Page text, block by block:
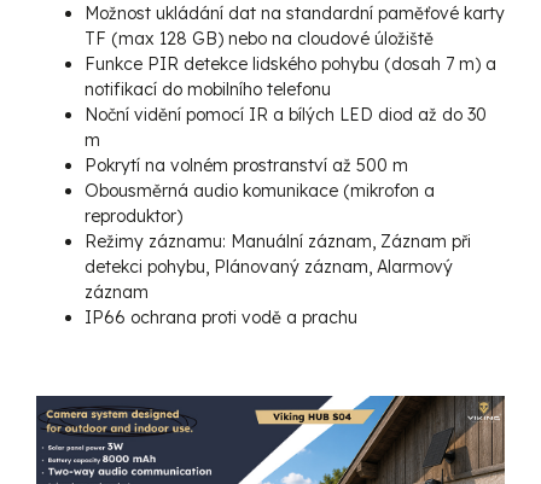
Možnost ukládání dat na standardní paměťové karty
TF (max 128 GB) nebo na cloudové úložiště
Funkce PIR detekce lidského pohybu (dosah 7 m) a
notifikací do mobilního telefonu
Noční vidění pomocí IR a bílých LED diod až do 30
m
Pokrytí na volném prostranství až 500 m
Obousměrná audio komunikace (mikrofon a
reproduktor)
Režimy záznamu: Manuální záznam, Záznam při
detekci pohybu, Plánovaný záznam, Alarmový
záznam
IP66 ochrana proti vodě a prachu